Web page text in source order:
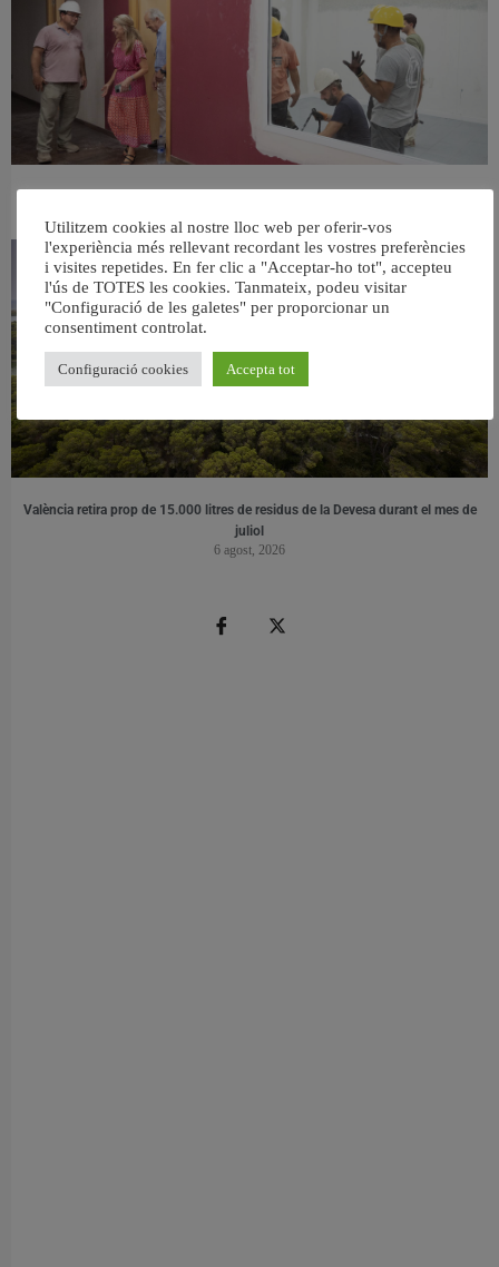
València retira prop de 15.000 litres de residus de la Devesa durant el mes de
juliol
6 agost, 2026
Utilitzem cookies al nostre lloc web per oferir-vos
l'experiència més rellevant recordant les vostres preferències
i visites repetides. En fer clic a "Acceptar-ho tot", accepteu
l'ús de TOTES les cookies. Tanmateix, podeu visitar
"Configuració de les galetes" per proporcionar un
consentiment controlat.
Configuració cookies Accepta tot